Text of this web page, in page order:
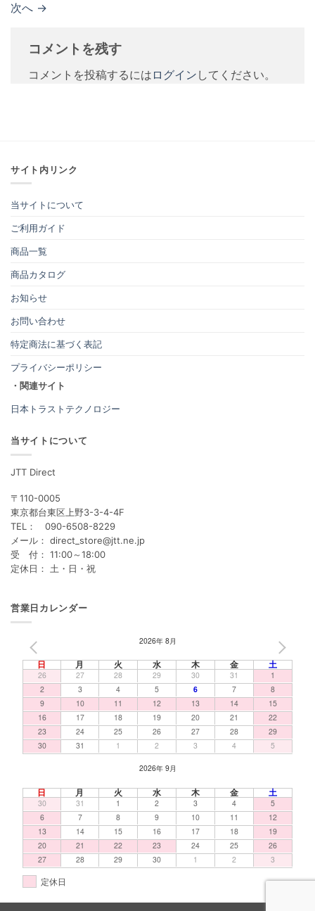
次へ →
コメントを残す
コメントを投稿するには ログイン してください。
サイト内リンク
当サイトについて
ご利用ガイド
商品一覧
商品カタログ
お知らせ
お問い合わせ
特定商法に基づく表記
プライバシーポリシー
・関連サイト
日本トラストテクノロジー
当サイトについて
JTT Direct
〒110-0005
東京都台東区上野3-3-4-4F
TEL： 090-6508-8229
メール： direct_store@jtt.ne.jp
受 付： 11:00～18:00
定休日： 土・日・祝
営業日カレンダー
2026年 8月
日 月 火 水 木 金 土
26 27 28 29 30 31
1
2
3 4 5 6 7
8
9
10 11 12 13 14
15
16
17 18 19 20 21
22
23
24 25 26 27 28
29
30
31 1 2 3 4 5
2026年 9月
日 月 火 水 木 金 土
30 31 1 2 3 4
5
6
7 8 9 10 11
12
13
14 15 16 17 18
19
20
21 22 23 24 25
26
27
28 29 30 1 2 3
定休日